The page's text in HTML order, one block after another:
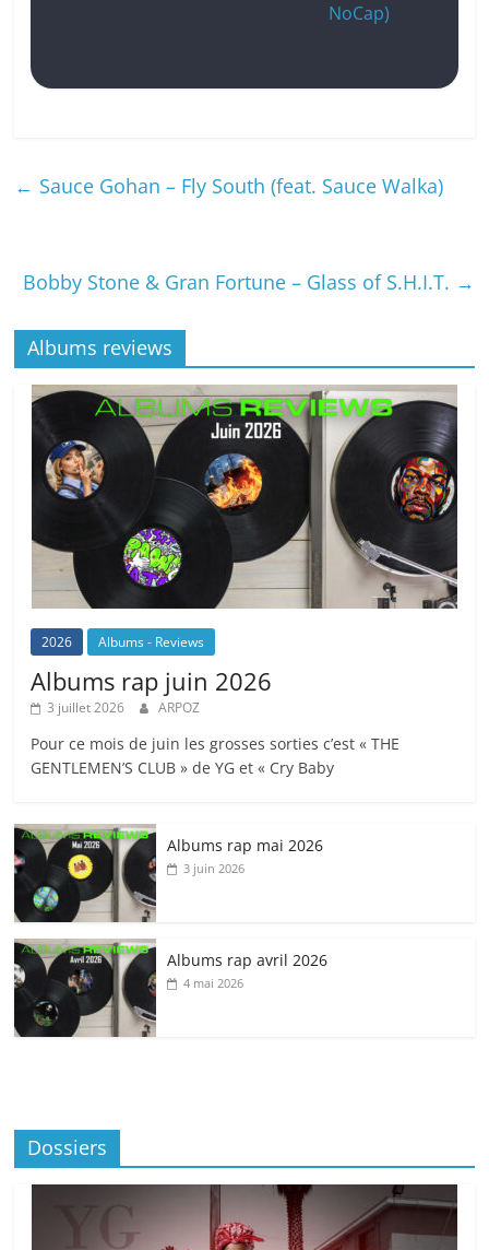
NoCap)
← Sauce Gohan – Fly South (feat. Sauce Walka)
Bobby Stone & Gran Fortune – Glass of S.H.I.T. →
Albums reviews
2026 Albums - Reviews
Albums rap juin 2026
3 juillet 2026 ARPOZ
Pour ce mois de juin les grosses sorties c’est « THE
GENTLEMEN’S CLUB » de YG et « Cry Baby
Albums rap mai 2026
3 juin 2026
Albums rap avril 2026
4 mai 2026
Dossiers